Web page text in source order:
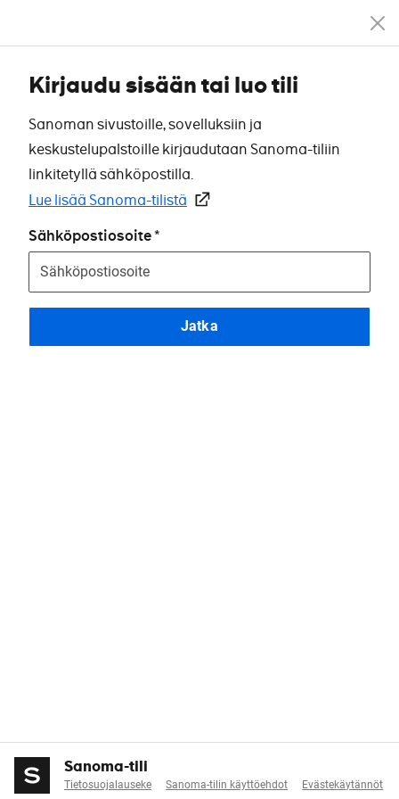
Kirjaudu sisään tai luo tili
Sanoman sivustoille, sovelluksiin ja
keskustelupalstoille kirjaudutaan Sanoma-tiliin
linkitetyllä sähköpostilla.
Lue lisää Sanoma-tilistä
Sähköpostiosoite
Jatka
Sanoma-tili
Tietosuojalauseke Sanoma-tilin käyttöehdot Evästekäytännöt